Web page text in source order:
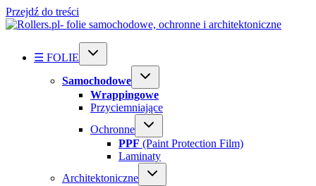
Przejdź do treści
☰ FOLIE
Samochodowe
Wrappingowe
Przyciemniające
Ochronne
PPF (Paint Protection Film)
Laminaty
Architektoniczne